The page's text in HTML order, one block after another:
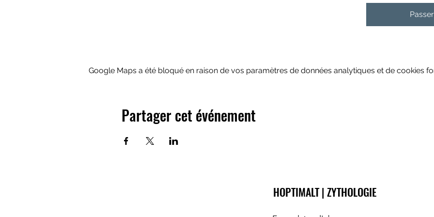
Google Maps a été bloqué en raison de vos paramètres de données analytiques et de cookies
Partager cet événement
HOPTIMALT | ZYTHOLOGIE